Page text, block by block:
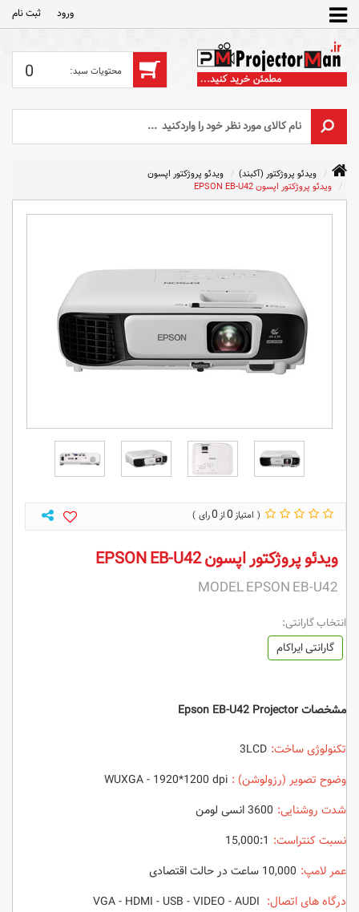
ورود ثبت‌ نام
0
ویدئو پروژکتور (آکبند)
ویدئو پروژکتور اپسون
ویدئو پروژکتور اپسون EPSON EB-U42
0
0
ویدئو پروژکتور اپسون EPSON EB-U42
MODEL EPSON EB-U42
انتخاب گارانتی:
گارانتی ایراکام
مشخصات Epson EB-U42 Projector
تکنولوژی ساخت:
وضوح تصویر (رزولوشن) :
شدت روشنایی:
نسبت کنتراست:
عمر لامپ:
درگاه های اتصال: